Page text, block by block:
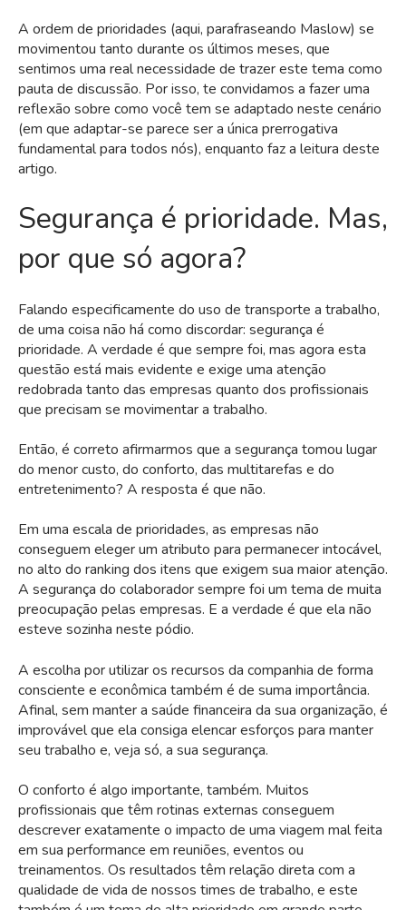
A ordem de prioridades (aqui, parafraseando Maslow) se
movimentou tanto durante os últimos meses, que
sentimos uma real necessidade de trazer este tema como
pauta de discussão. Por isso, te convidamos a fazer uma
reflexão sobre como você tem se adaptado neste cenário
(em que adaptar-se parece ser a única prerrogativa
fundamental para todos nós), enquanto faz a leitura deste
artigo.
Segurança é prioridade. Mas,
por que só agora?
Falando especificamente do uso de transporte a trabalho,
de uma coisa não há como discordar: segurança é
prioridade. A verdade é que sempre foi, mas agora esta
questão está mais evidente e exige uma atenção
redobrada tanto das empresas quanto dos profissionais
que precisam se movimentar a trabalho.
Então, é correto afirmarmos que a segurança tomou lugar
do menor custo, do conforto, das multitarefas e do
entretenimento? A resposta é que não.
Em uma escala de prioridades, as empresas não
conseguem eleger um atributo para permanecer intocável,
no alto do ranking dos itens que exigem sua maior atenção.
A segurança do colaborador sempre foi um tema de muita
preocupação pelas empresas. E a verdade é que ela não
esteve sozinha neste pódio.
A escolha por utilizar os recursos da companhia de forma
consciente e econômica também é de suma importância.
Afinal, sem manter a saúde financeira da sua organização, é
improvável que ela consiga elencar esforços para manter
seu trabalho e, veja só, a sua segurança.
O conforto é algo importante, também. Muitos
profissionais que têm rotinas externas conseguem
descrever exatamente o impacto de uma viagem mal feita
em sua performance em reuniões, eventos ou
treinamentos. Os resultados têm relação direta com a
qualidade de vida de nossos times de trabalho, e este